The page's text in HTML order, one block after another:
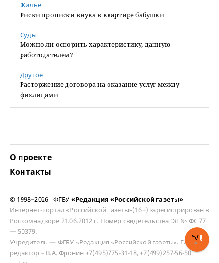
Жилье
Риски прописки внука в квартире бабушки
Суды
Можно ли оспорить характеристику, данную
работодателем?
Другое
Расторжение договора на оказание услуг между
физлицами
О проекте
Контакты
© 1998–2026 ФГБУ «Редакция «Российской газеты»
Интернет-портал «Российской газеты»(16+) зарегистрирован в
Роскомнадзоре 21.06.2012 г. Номер свидетельства ЭЛ № ФС 77
— 50379.
Учредитель — ФГБУ «Редакция «Российской газеты». Главный
редактор – В.А. Фронин +7(495)775-31-18, +7(499)257-56-50